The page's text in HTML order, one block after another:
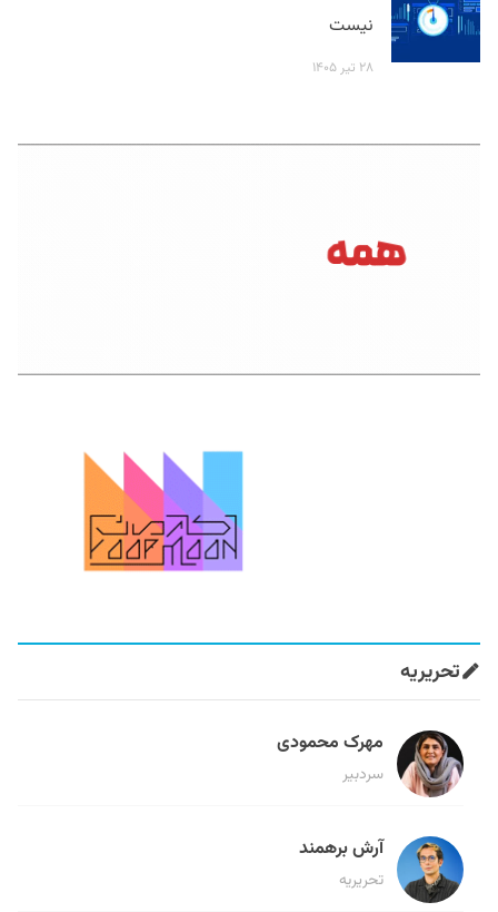
نیست
۲۸ تیر ۱۴۰۵
تحریریه
مهرک محمودی
سردبیر
آرش برهمند
تحریریه